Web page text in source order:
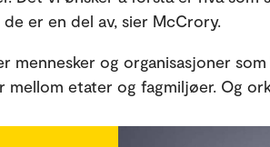
er en del av, sier McCrory.
mennesker og organisasjoner
mellom etater og fagmiljøer. Og